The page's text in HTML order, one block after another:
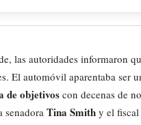
las autoridades informaron
El automóvil aparentaba ser
de objetivos con decenas de
senadoraTina Smith y el